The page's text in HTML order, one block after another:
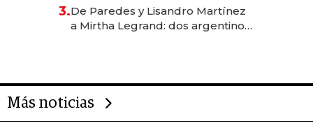
las marcas "fast premium"
3.De Paredes y Lisandro Martínez
a Mirtha Legrand: dos argentinos
Más noticias